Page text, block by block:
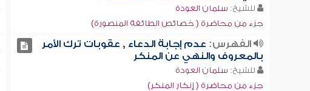
للشيخ: سلمان العودة
جزء من محاضرة ( خصائص الطائفة المنصورة)
الفهرس: عدم إجابة الدعاء , عقوبات ترك الأمر
بالمعروف والنهي عن المنكر
للشيخ: سلمان العودة
جزء من محاضرة ( إنكار المنكر)